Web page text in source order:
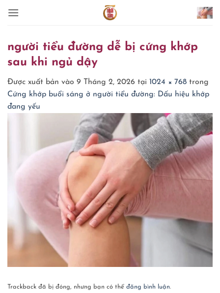
qua
người tiểu đường dễ bị cứng khớp
sau khi ngủ dậy
Được xuất bản vào 9 Tháng 2, 2026 tại 1024 × 768 trong
Cứng khớp buổi sáng ở người tiểu đường: Dấu hiệu khớp
đang yếu
Trackback đã bị đóng, nhưng bạn có thể đăng bình luận.